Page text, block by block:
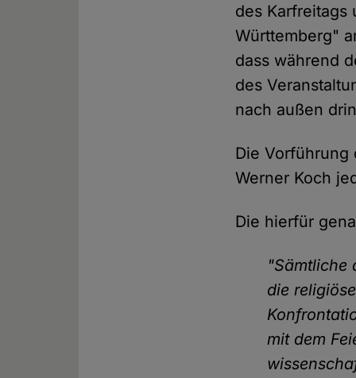
des Karfreitags
Württemberg"
dass während
des
nach außen
Die Vorführung
Werner Koch
Die hierfür
"Sämtliche
die
mit dem